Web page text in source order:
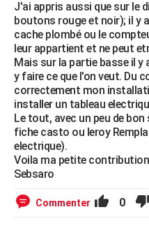
J'ai appris aussi que sur le
boutons rouge et noir); il y
cache plombé ou le
leur appartient et ne peut
Mais sur la partie basse il y
y faire ce que l'on veut. Du
correctement mon
installer un tableau
Le tout, avec un peu de
fiche casto ou leroy
electrique).
Voila ma petite
Sebsaro
Commenter 0